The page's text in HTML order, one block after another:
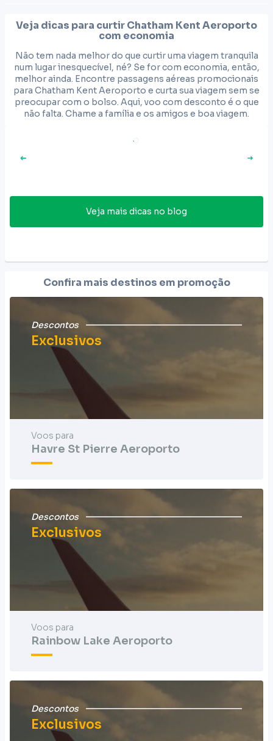
Veja dicas para curtirChatham Kent Aeroporto
com economia
Não tem nada melhor do que curtir uma viagem tranquila
num lugar inesquecível, né? Se for com economia, então,
melhor ainda. Encontre passagens aéreas promocionais
para Chatham Kent Aeroporto e curta sua viagem sem se
preocupar com o bolso. Aqui, voo com desconto é o que
não falta. Chame a família e os amigos e boa viagem.
Veja mais dicas no blog
Confira mais destinos em promoção
Descontos
Exclusivos
Voos para
Havre St Pierre Aeroporto
Descontos
Exclusivos
Voos para
Rainbow Lake Aeroporto
Descontos
Exclusivos